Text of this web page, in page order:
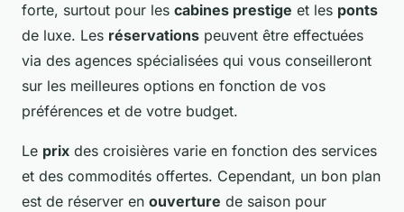
forte, surtout pour les cabines prestige et les ponts
de luxe. Les réservations peuvent être effectuées
via des agences spécialisées qui vous conseilleront
sur les meilleures options en fonction de vos
préférences et de votre budget.
Le prix des croisières varie en fonction des services
et des commodités offertes. Cependant, un bon plan
est de réserver en ouverture de saison pour